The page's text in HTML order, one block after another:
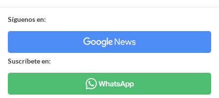
Síguenos en:
Suscríbete en: